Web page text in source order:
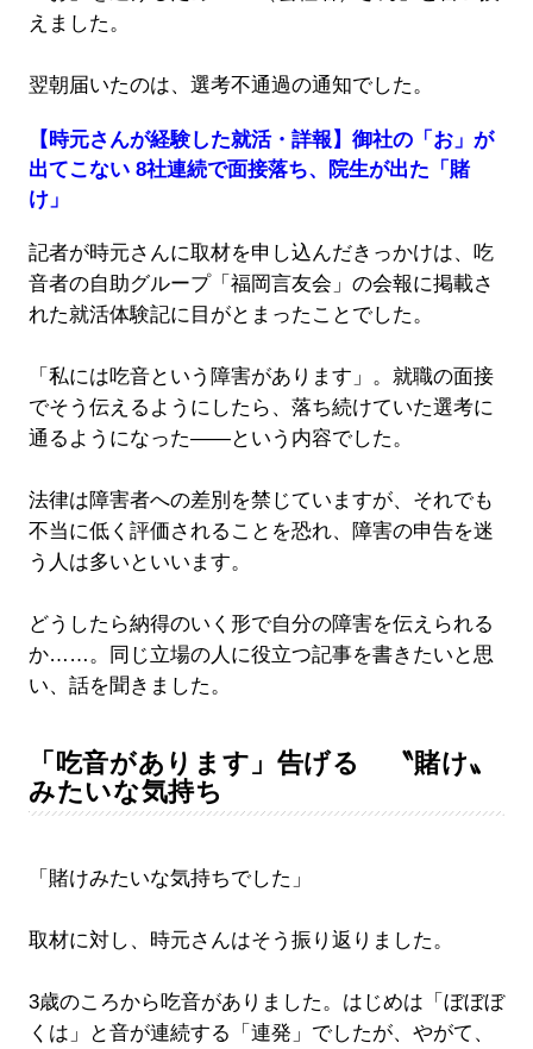
えました。
翌朝届いたのは、選考不通過の通知でした。
【時元さんが経験した就活・詳報】御社の「お」が
出てこない 8社連続で面接落ち、院生が出た「賭
け」
記者が時元さんに取材を申し込んだきっかけは、吃
音者の自助グループ「福岡言友会」の会報に掲載さ
れた就活体験記に目がとまったことでした。
「私には吃音という障害があります」。就職の面接
でそう伝えるようにしたら、落ち続けていた選考に
通るようになった――という内容でした。
法律は障害者への差別を禁じていますが、それでも
不当に低く評価されることを恐れ、障害の申告を迷
う人は多いといいます。
どうしたら納得のいく形で自分の障害を伝えられる
か……。同じ立場の人に役立つ記事を書きたいと思
い、話を聞きました。
「吃音があります」告げる 〝賭け〟
みたいな気持ち
「賭けみたいな気持ちでした」
取材に対し、時元さんはそう振り返りました。
3歳のころから吃音がありました。はじめは「ぼぼぼ
くは」と音が連続する「連発」でしたが、やがて、